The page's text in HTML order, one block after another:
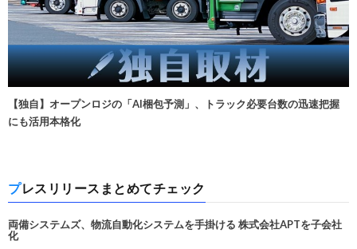
【独自】オープンロジの「AI梱包予測」、トラック必要台数の迅速把握
にも活用本格化
プレスリリースまとめてチェック
両備システムズ、物流自動化システムを手掛ける 株式会社APTを子会社
化